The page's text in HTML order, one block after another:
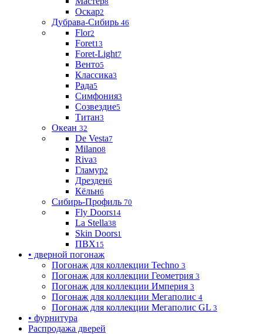
Оскар2
Дубрава-Сибирь 46
Flor2
Foret13
Foret-Light7
Венто5
Классика3
Рада5
Симфония3
Созвездие5
Титан3
Океан 32
De Vesta7
Milano8
Riva3
Гламур2
Дрезден6
Кёльн6
Сибирь-Профиль 70
Fly Doors14
La Stella38
Skin Doors1
ПВХ15
• дверной погонаж
Погонаж для коллекции Techno 3
Погонаж для коллекции Геометрия 3
Погонаж для коллекции Империя 3
Погонаж для коллекции Мегаполис 4
Погонаж для коллекции Мегаполис GL 3
• фурнитура
Распродажа дверей